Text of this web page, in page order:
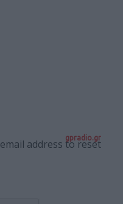
address to reset
gpradio.gr